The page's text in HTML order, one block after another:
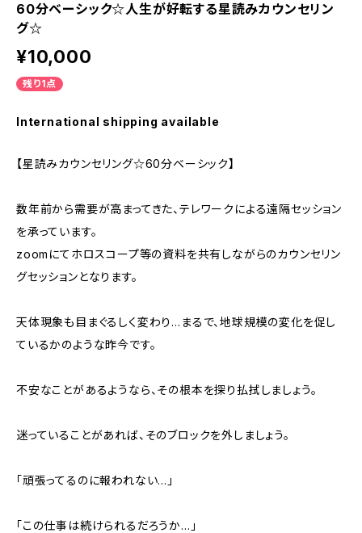
60分ベーシック☆人生が好転する星読みカウンセリン
グ☆
¥10,000
残り1点
International shipping available
【星読みカウンセリング☆60分ベーシック】
数年前から需要が高まってきた、テレワークによる遠隔セッション
を承っています。
zoomにてホロスコープ等の資料を共有しながらのカウンセリン
グセッションとなります。
天体現象も目まぐるしく変わり…まるで、地球規模の変化を促し
ているかのような昨今です。
不安なことがあるようなら、その根本を探り払拭しましょう。
迷っていることがあれば、そのブロックを外しましょう。
「頑張ってるのに報われない…」
「この仕事は続けられるだろうか…」